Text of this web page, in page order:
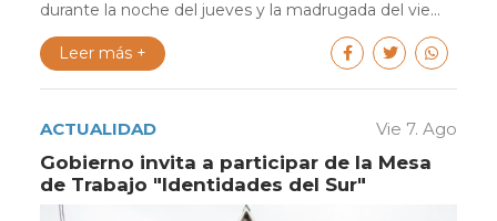
durante la noche del jueves y la madrugada del vie...
Leer más +
ACTUALIDAD Vie 7. Ago
Gobierno invita a participar de la Mesa
de Trabajo "Identidades del Sur"